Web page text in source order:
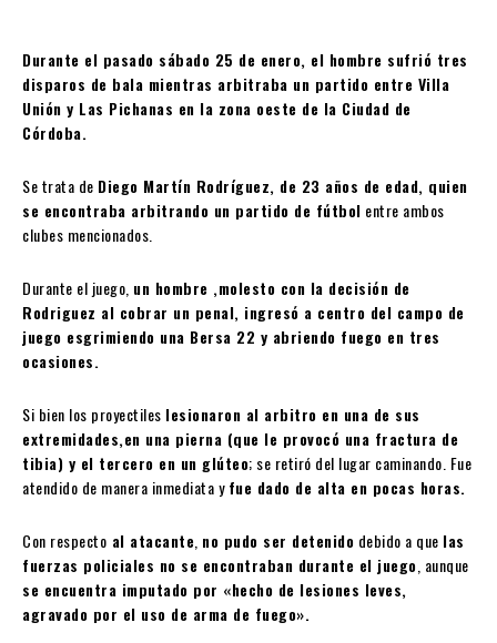
Durante el pasado sábado 25 de enero, el hombre sufrió tres
disparos de bala mientras arbitraba un partido entre Villa
Unión y Las Pichanas en la zona oeste de la Ciudad de
Córdoba.
Se trata de Diego Martín Rodríguez, de 23 años de edad, quien
se encontraba arbitrando un partido de fútbol entre ambos
clubes mencionados.
Durante el juego, un hombre ,molesto con la decisión de
Rodriguez al cobrar un penal, ingresó a centro del campo de
juego esgrimiendo una Bersa 22 y abriendo fuego en tres
ocasiones.
Si bien los proyectiles lesionaron al arbitro en una de sus
extremidades,en una pierna (que le provocó una fractura de
tibia) y el tercero en un glúteo; se retiró del lugar caminando. Fue
atendido de manera inmediata yfue dado de alta en pocas horas.
Con respecto al atacante, no pudo ser detenido debido a que las
fuerzas policiales no se encontraban durante el juego, aunque
se encuentra imputado por «hecho de lesiones leves,
agravado por el uso de arma de fuego».